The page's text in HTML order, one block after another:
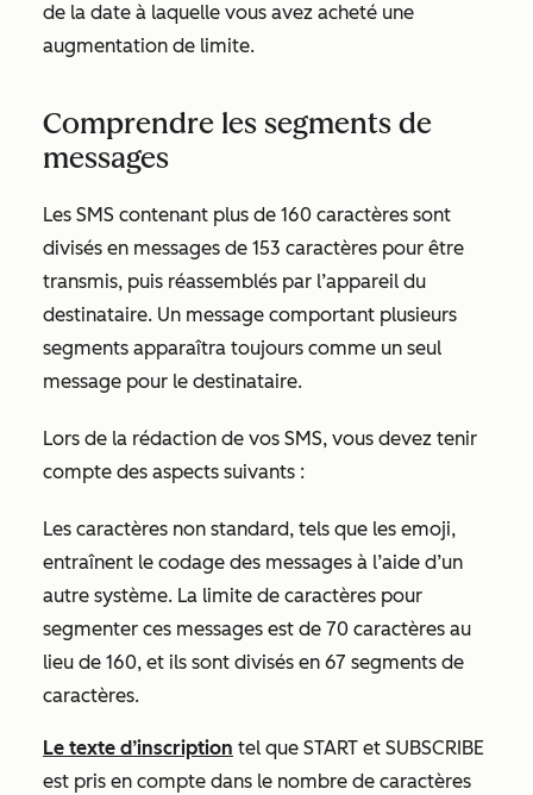
de la date à laquelle vous avez acheté une
augmentation de limite.
Comprendre les segments de
messages
Les SMS contenant plus de 160 caractères sont
divisés en messages de 153 caractères pour être
transmis, puis réassemblés par l’appareil du
destinataire. Un message comportant plusieurs
segments apparaîtra toujours comme un seul
message pour le destinataire.
Lors de la rédaction de vos SMS, vous devez tenir
compte des aspects suivants :
Les caractères non standard, tels que les emoji,
entraînent le codage des messages à l’aide d’un
autre système. La limite de caractères pour
segmenter ces messages est de 70 caractères au
lieu de 160, et ils sont divisés en 67 segments de
caractères.
Le texte d’inscription tel que START et SUBSCRIBE
est pris en compte dans le nombre de caractères